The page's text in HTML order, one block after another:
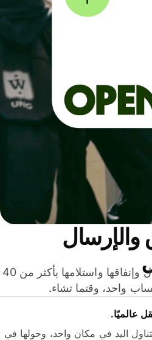
وفّر المال عند إرسال الأموال وإنفاقها واستلامها بأكثر من 40
واحد، وقتما تشاء.
عالميًا.
اليد في مكان واحد، وحولها في